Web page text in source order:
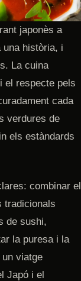
japonès a
una història, i
La cuina
el respecte pels
cada
verdures de
els estàndards
combinar el
tradicionals
de sushi,
la puresa i la
viatge
Japó i el